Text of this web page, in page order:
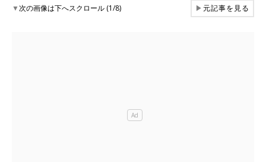
▼次の画像は下へスクロール (1/8) ▶元記事を見る